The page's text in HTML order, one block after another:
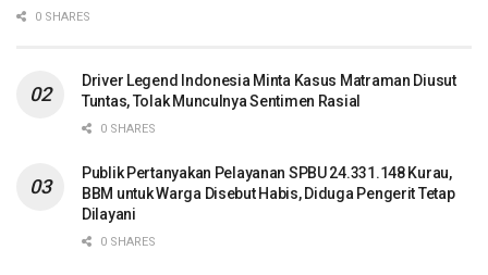
0 SHARES
Driver Legend Indonesia Minta Kasus Matraman Diusut
Tuntas, Tolak Munculnya Sentimen Rasial
0 SHARES
Publik Pertanyakan Pelayanan SPBU 24.331.148 Kurau,
BBM untuk Warga Disebut Habis, Diduga Pengerit Tetap
Dilayani
0 SHARES